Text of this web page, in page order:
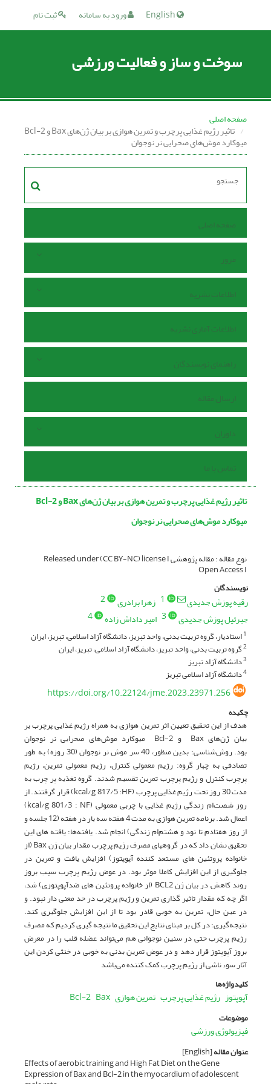
ثبت نام ورود به سامانه
سوخت و ساز و فعالیت ورزشی
صفحه اصلی
تاثیر رژیم غذایی پرچرب و تمرین هوازی بر بیان ژن‌های Bax و Bcl-2
میوکارد موش‌های صحرایی نر نوجوان
صفحه اصلی
مرور
اطلاعات نشریه
اطلاعات آماری نشریه
راهنمای نویسندگان
ارسال مقاله
داوران
تماس با ما
تاثیر رژیم غذایی پرچرب و تمرین هوازی بر بیان ژن‌های Bax و Bcl-2
میوکارد موش‌های صحرایی نر نوجوان
نوع مقاله : مقاله پژوهشی Released under (CC BY-NC) license I
Open Access I
نویسندگان
رقیه پوزش جدیدی 1 زهرا برادری
2
جبرئیل پوزش جدیدی
3 امیر داداش زاده 4
1استادیار، گروه تربیت بدنی، واحد تبریز، دانشگاه آزاد اسلامی، تبریز، ایران
2گروه تربیت بدنی، واحد تبریز، دانشگاه آزاد اسلامی، تبریز، ایران
3دانشگاه آزاد تبریز
4دانشگاه آزاد اسلامی تبریز
https://doi.org/10.22124/jme.2023.23971.256
چکیده
هدف از این تحقیق تعیین اثر تمرین هوازی به همراه رژیم غذایی پرچرب بر
بیان ژن‌های Bax و Bcl-2 میوکارد موش‌های صحرایی نر نوجوان
بود. روش‌شناسی: بدین منظور، 40 سر موش نر نوجوان (30 روزه) به طور
تصادفی به چهار گروه: رژیم معمولی کنترل، رژیم معمولی تمرین، رژیم
پرچرب کنترل و رژیم پرچرب تمرین تقسیم شدند. گروه تغذیه پر چرب به
مدت 30 روز تحت رژیم غذایی پرچرب (kcal/g 817/5 :HF) قرار گرفتند. از
روز شصت‌ام زندگی رژیم غذایی با چربی معمولی (kcal/g 801/3 : NF)
اعمال شد. برنامه تمرین هوازی به مدت 4 هفته سه بار در هفته (12 جلسه و
از روز هفتادم تا نود و هشتم‌ام زندگی) انجام شد. یافته‌ها: یافته های این
تحقیق نشان داد که در گروههای مصرف رژیم پرچرب مقدار بیان ژن Bax (از
خانواده پروتئین های مستعد کننده آپوپتوز) افزایش یافت و تمرین در
جلوگیری از این افزایش کاملا موثر بود. در عوض رژیم پرچرب سبب بروز
روند کاهش در بیان ژن BCL2 (از خانواده پروتئین های ضدآپوپتوزی) شد،
اگر چه که مقدار تاثیر گذاری تمرین و رژیم پرچرب در حد معنی دار نبود. و
در عین حال، تمرین به خوبی قادر بود تا از این افزایش جلوگیری کند.
نتیجه‌گیری: در کل بر مبنای نتایج این تحقیق ما نتیجه گیری کردیم که مصرف
رژیم پرچرب حتی در سنین نوجوانی هم می‌تواند عضله قلب را در معرض
بروز آپوپتوز قرار دهد و در عوض تمرین بدنی به خوبی در خنثی کردن این
آثار سوء ناشی از رژیم پرچرب کمک کننده می‌باشد
کلیدواژه‌ها
آپوپتوز رژیم غذایی پرچرب تمرین هوازی Bax
Bcl-2
موضوعات
فیزیولوژی ورزشی
عنوان مقاله[English]
Effects of aerobic training and High Fat Diet on the Gene
Expression of Bax and Bcl-2 in the myocardium of adolescent